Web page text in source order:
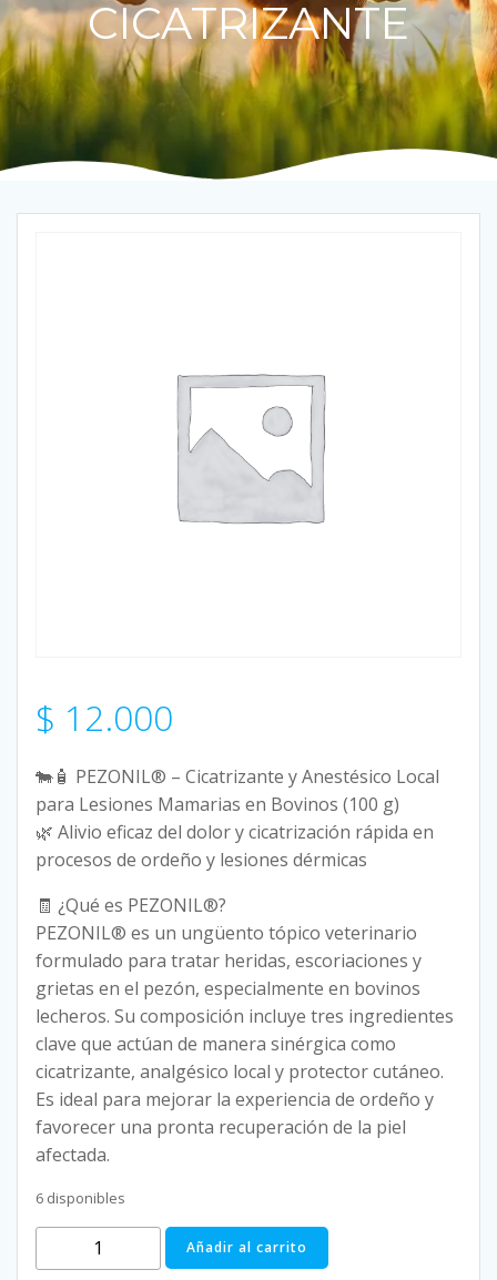
CICATRIZANTE
$ 12.000
🐄🧴 PEZONIL® – Cicatrizante y Anestésico Local
para Lesiones Mamarias en Bovinos (100 g)
🌿 Alivio eficaz del dolor y cicatrización rápida en
procesos de ordeño y lesiones dérmicas
🧾 ¿Qué es PEZONIL®?
PEZONIL® es un ungüento tópico veterinario
formulado para tratar heridas, escoriaciones y
grietas en el pezón, especialmente en bovinos
lecheros. Su composición incluye tres ingredientes
clave que actúan de manera sinérgica como
cicatrizante, analgésico local y protector cutáneo.
Es ideal para mejorar la experiencia de ordeño y
favorecer una pronta recuperación de la piel
afectada.
6 disponibles
PEZONIL
20
Añadir al carrito